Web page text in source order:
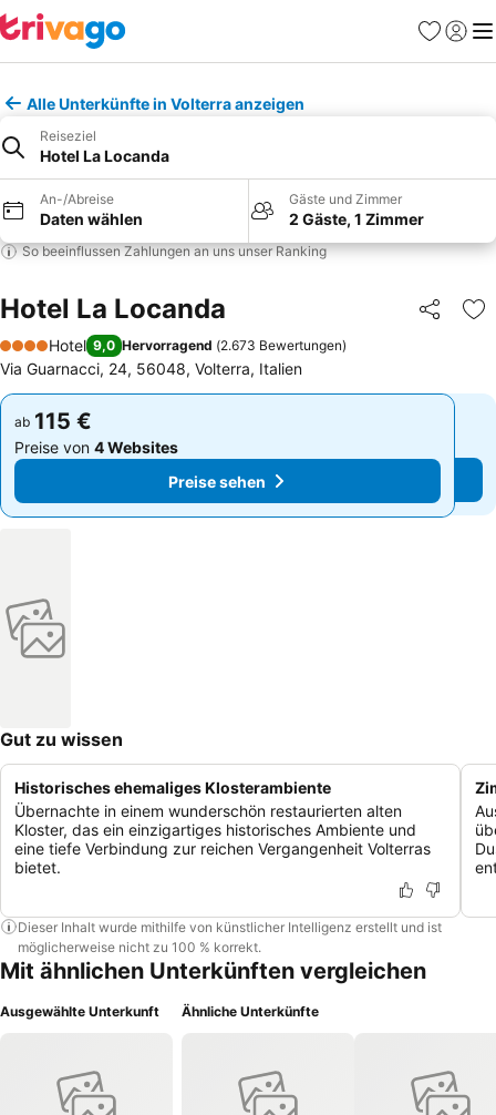
Favoriten
Alle Unterkünfte in Volterra anzeigen
Reiseziel
Hotel La Locanda
An-/Abreise
Daten wählen
Gäste und Zimmer
2 Gäste, 1 Zimmer
So beeinflussen Zahlungen an uns unser Ranking
Hotel La Locanda Teilen
4 Sterne
Hotel 9,0 Hervorragend (2.673 Bewertungen)
Via Guarnacci, 24, 56048, Volterra, Italien
ab 115 €
Preise von 4 Websites
Preise sehen
ab 115 €
Preise von 4 Websites
Preise sehen
Gut zu wissen
Historisches ehemaliges Klosterambiente
Übernachte in einem wunderschön restaurierten alten
Kloster, das ein einzigartiges historisches Ambiente und
eine tiefe Verbindung zur reichen Vergangenheit Volterras
bietet.
Dieser Inhalt wurde mithilfe von künstlicher Intelligenz erstellt und ist
möglicherweise nicht zu 100 % korrekt.
Mit ähnlichen Unterkünften vergleichen
Ausgewählte Unterkunft Ähnliche Unterkünfte